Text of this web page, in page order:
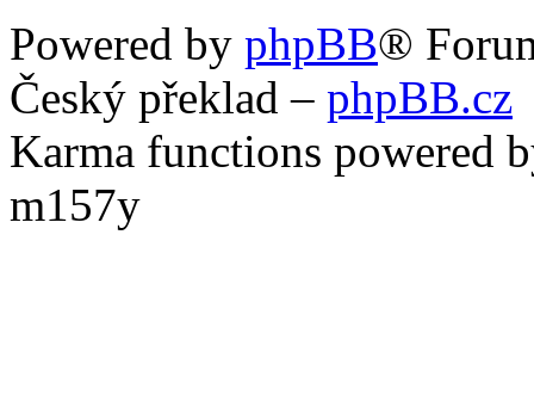
Powered by phpBB®
Český překlad – phpBB.cz
Karma functions powered
m157y